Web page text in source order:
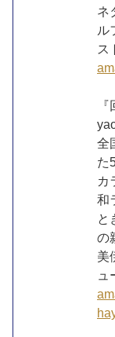
ネ
ル
ス
全
た
カ
和
と
の
美
ュ